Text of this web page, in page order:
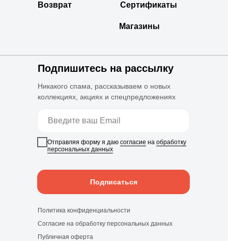
Политика конфиденциальности
Согласие на обработку персональных данных
Публичная оферта
Возврат
Подпишитесь на рассылку
Отправляя форму я даю согласие на обработку
персональных данных
Подписаться
Никакого спама, рассказываем о новых
коллекциях, акциях и спецпредложениях
Сертификаты
Магазины